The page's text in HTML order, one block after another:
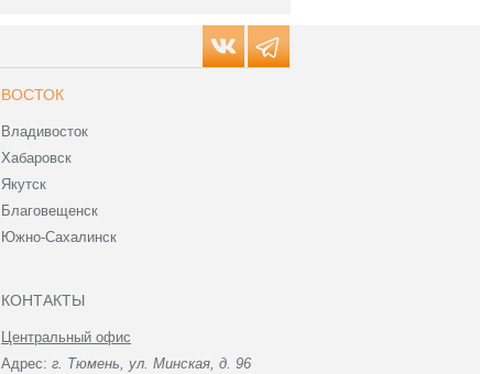
ВОСТОК
Владивосток
Хабаровск
Якутск
Благовещенск
Южно-Сахалинск
КОНТАКТЫ
Центральный офис
Адрес: г. Тюмень, ул. Минская, д. 96